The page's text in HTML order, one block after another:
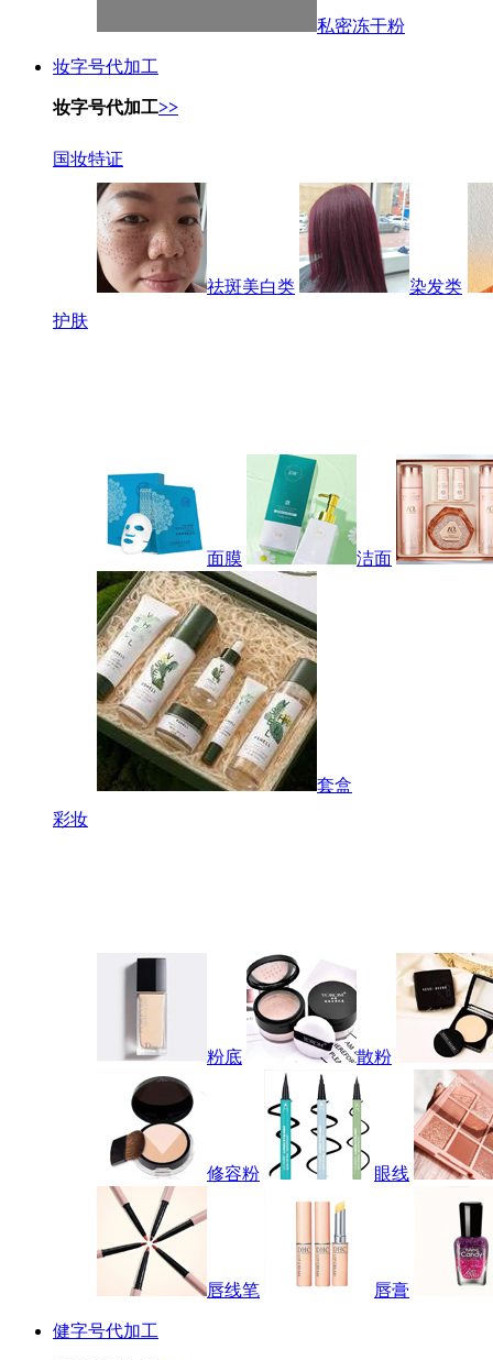
私密冻干粉
妆字号代加工
妆字号代加工>>
国妆特证
祛斑美白类
染发类
护肤
面膜 洁面
套盒
彩妆
粉底 散粉
修容粉 眼线
唇线笔 唇膏
健字号代加工